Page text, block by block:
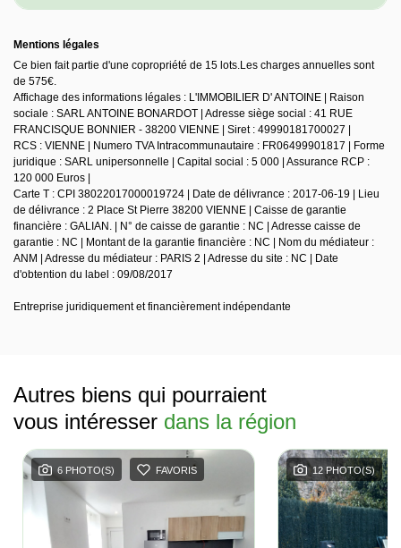
Mentions légales
Ce bien fait partie d'une copropriété de 15 lots.Les charges annuelles sont
de 575€.
Affichage des informations légales : L'IMMOBILIER D' ANTOINE | Raison
sociale : SARL ANTOINE BONARDOT | Adresse siège social : 41 RUE
FRANCISQUE BONNIER - 38200 VIENNE | Siret : 49990181700027 |
RCS : VIENNE | Numero TVA Intracommunautaire : FR06499901817 | Forme
juridique : SARL unipersonnelle | Capital social : 5 000 | Assurance RCP :
120 000 Euros |
Carte T : CPI 38022017000019724 | Date de délivrance : 2017-06-19 | Lieu
de délivrance : 2 Place St Pierre 38200 VIENNE | Caisse de garantie
financière : GALIAN. | N° de caisse de garantie : NC | Adresse caisse de
garantie : NC | Montant de la garantie financière : NC | Nom du médiateur :
ANM | Adresse du médiateur : PARIS 2 | Adresse du site : NC | Date
d'obtention du label : 09/08/2017
Entreprise juridiquement et financièrement indépendante
Autres biens qui pourraient
vous intéresser dans la région
6 PHOTO(S) FAVORIS 12 PHOTO(S)